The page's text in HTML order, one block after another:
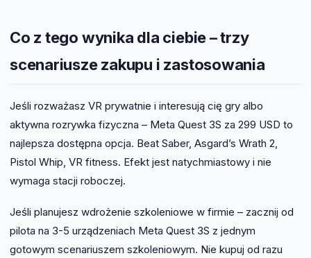
2022 roku. Poza niszą tech – wciąż marginalny
fizyczną – łącząc VR, AR, sztuczną inteligencję i
naturalne interfejsy (gest, głos, wzrok). Apple Vision
Pro jest przez Apple opisywany właśnie jako
urządzenie do spatial computing, nie jako gogle VR.
zakłada izolację od otoczenia, spatial computing
zakłada integrację z nim.
Co z tego wynika dla ciebie – trzy
scenariusze zakupu i zastosowania
Jeśli rozważasz VR prywatnie i interesują cię gry albo
aktywna rozrywka fizyczna – Meta Quest 3S za 299 USD to
najlepsza dostępna opcja. Beat Saber, Asgard’s Wrath 2,
Pistol Whip, VR fitness. Efekt jest natychmiastowy i nie
wymaga stacji roboczej.
Jeśli planujesz wdrożenie szkoleniowe w firmie – zacznij od
pilota na 3-5 urządzeniach Meta Quest 3S z jednym
gotowym scenariuszem szkoleniowym. Nie kupuj od razu